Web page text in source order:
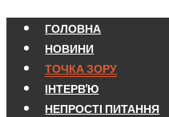
ГОЛОВНА
НОВИНИ
ТОЧКА ЗОРУ
ІНТЕРВ'Ю
НЕПРОСТІ ПИТАННЯ